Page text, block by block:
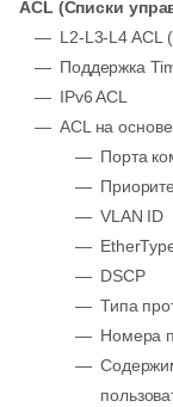
ACL (Списки
L2-L3-L4 ACL
Поддержка
IPv6 ACL
ACL на
Порта
VLAN ID
DSCP
Типа
Номера